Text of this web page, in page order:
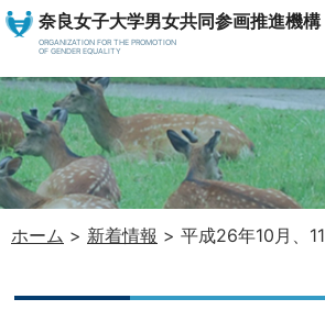
奈良女子大学男女共同参画推進機構
ORGANIZATION FOR THE PROMOTION
OF GENDER EQUALITY
ホーム > 新着情報 > 平成26年10月、